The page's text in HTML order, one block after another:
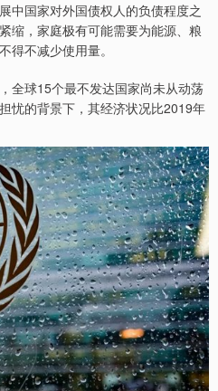
国家对外国债权人的负债程度之
缩，家庭极有可能需要为能源、粮
得不减少使用量。
球15个最不发达国家尚未从动荡
忧的背景下，其经济状况比2019年